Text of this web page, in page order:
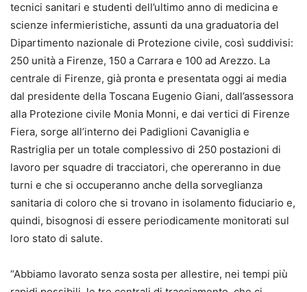
tecnici sanitari e studenti dell’ultimo anno di medicina e
scienze infermieristiche, assunti da una graduatoria del
Dipartimento nazionale di Protezione civile, così suddivisi:
250 unità a Firenze, 150 a Carrara e 100 ad Arezzo. La
centrale di Firenze, già pronta e presentata oggi ai media
dal presidente della Toscana Eugenio Giani, dall’assessora
alla Protezione civile Monia Monni, e dai vertici di Firenze
Fiera, sorge all’interno dei Padiglioni Cavaniglia e
Rastriglia per un totale complessivo di 250 postazioni di
lavoro per squadre di tracciatori, che opereranno in due
turni e che si occuperanno anche della sorveglianza
sanitaria di coloro che si trovano in isolamento fiduciario e,
quindi, bisognosi di essere periodicamente monitorati sul
loro stato di salute.
“Abbiamo lavorato senza sosta per allestire, nei tempi più